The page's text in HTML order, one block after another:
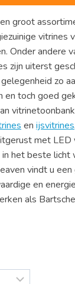
groot
vitrines
Onder andere
zijn uiterst
zo
en toch goed
en ijsvitrines
met LED
het beste licht
vindt u
en
als